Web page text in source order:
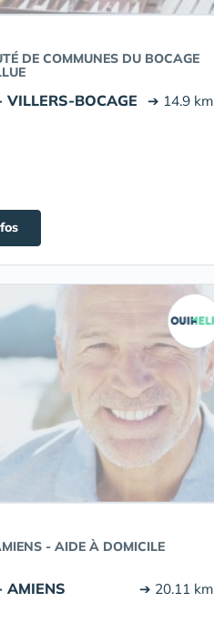
DE COMMUNES DU BOCAGE
BOCAGE ➔ 14.9 km
- AIDE À DOMICILE
➔ 20.11 km